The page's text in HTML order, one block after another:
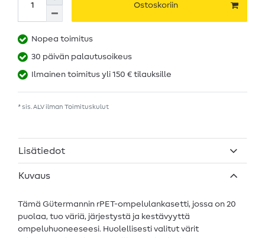
Ostoskoriin
Nopea toimitus
30 päivän palautusoikeus
Ilmainen toimitus yli 150 € tilauksille
* sis. ALV ilman Toimituskulut
Lisätiedot
Kuvaus
Tämä Gütermannin rPET-ompelulankasetti, jossa on 20
puolaa, tuo väriä, järjestystä ja kestävyyttä
ompeluhuoneeseesi. Huolellisesti valitut värit